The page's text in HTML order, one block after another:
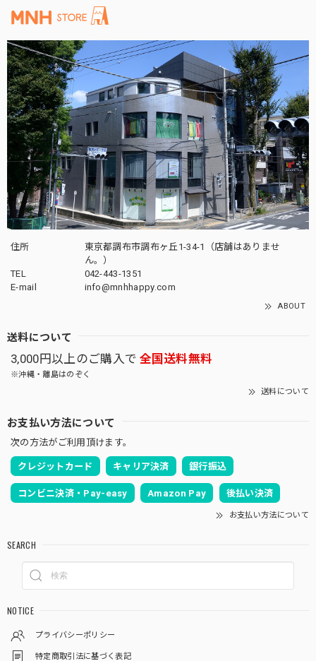
住所
東京都調布市調布ヶ丘1-34-1（店舗はありませ
ん。）
TEL
042-443-1351
E-mail
info@mnhhappy.com
ABOUT
送料について
3,000円以上のご購入で 全国送料無料
※沖縄・離島はのぞく
送料について
お支払い方法について
次の方法がご利用頂けます。
クレジットカード キャリア決済 銀行振込
コンビニ決済・Pay-easy Amazon Pay 後払い決済
お支払い方法について
SEARCH
NOTICE
プライバシーポリシー
特定商取引法に基づく表記